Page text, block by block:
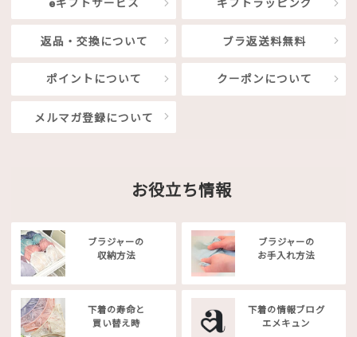
eギフトサービス ギフトラッピング
返品・交換について ブラ返送料無料
ポイントについて クーポンについて
メルマガ登録について
お役立ち情報
ブラジャーの
収納方法
ブラジャーの
お手入れ方法
下着の寿命と
買い替え時
下着の情報ブログ
エメキュン